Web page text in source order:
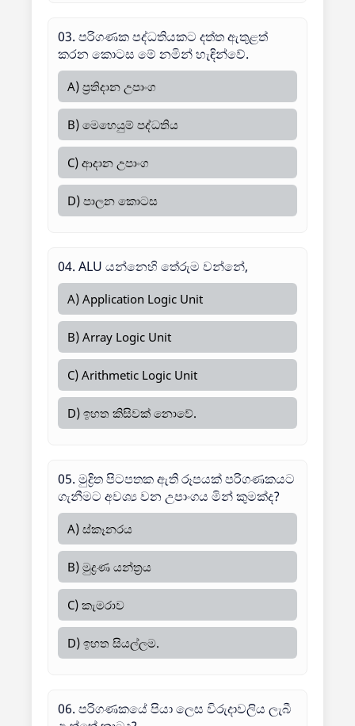
03. පරිගණක පද්ධතියකට දත්ත ඇතුළත්
කරන කොටස මේ නමින් හැඳින්වේ.
A) ප්‍රතිදාන උපාංග
B) මෙහෙයුම් පද්ධතිය
C) ආදාන උපාංග
D) පාලන කොටස
04. ALU යන්නෙහි තේරුම වන්නේ,
A) Application Logic Unit
B) Array Logic Unit
C) Arithmetic Logic Unit
D) ඉහත කිසිවක් නොවේ.
05. මුද්‍රිත පිටපතක ඇති රූපයක් පරිගණකයට
ගැනීමට අවශ්‍ය වන උපාංගය මින් කුමක්ද?
A) ස්කෑනරය
B) මුද්‍රණ යන්ත්‍රය
C) කැමරාව
D) ඉහත සියල්ලම.
06. පරිගණකයේ පියා ලෙස විරුදාවලිය ලැබී